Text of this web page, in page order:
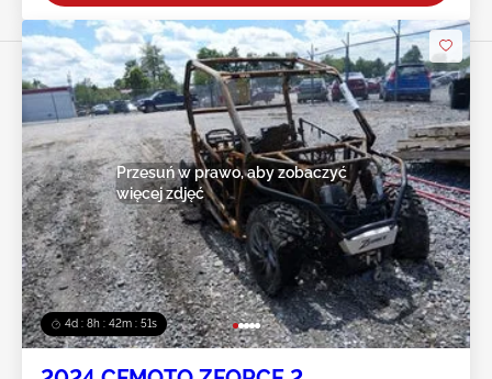
4d : 8h : 42m : 49s
Przesuń w prawo, aby zobaczyć
więcej zdjęć